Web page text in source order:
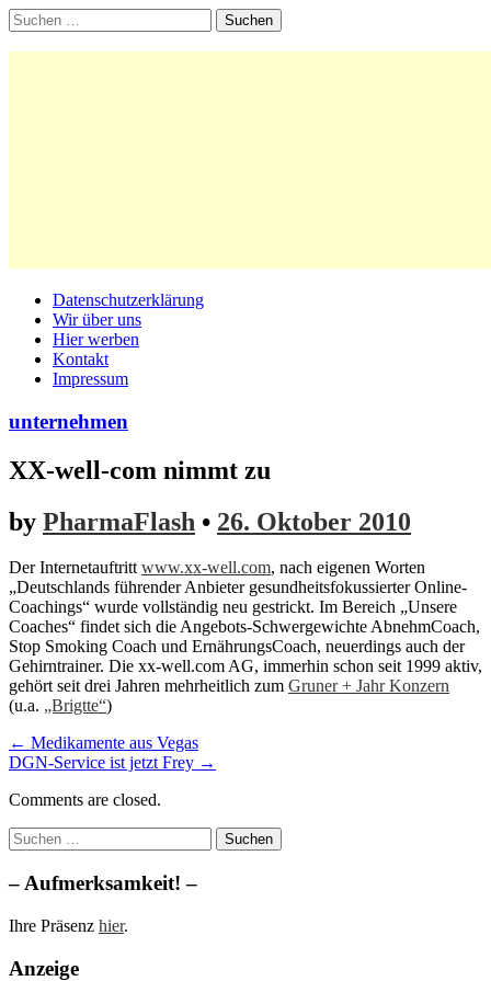
Suchen
nach:
Main
menu
Skip
content
Datenschutzerklärung
Wir über uns
Hier werben
Kontakt
Impressum
unternehmen
XX-well-com nimmt zu
by PharmaFlash • 26. Oktober 2010
Der Internetauftrittwww.xx-well.com, nach eigenen Worten
„Deutschlands führender Anbieter gesundheitsfokussierter Online-
Coachings“ wurde vollständig neu gestrickt. Im Bereich „Unsere
Coaches“ findet sich die Angebots-Schwergewichte AbnehmCoach,
Stop Smoking Coach und ErnährungsCoach, neuerdings auch der
Gehirntrainer. Die xx-well.com AG, immerhin schon seit 1999 aktiv,
gehört seit drei Jahren mehrheitlich zum Gruner + Jahr Konzern
(u.a. „Brigtte“)
Post
navigation
← Medikamente aus Vegas
DGN-Service ist jetzt Frey →
Comments are closed.
Suchen
nach:
– Aufmerksamkeit! –
Ihre Präsenz hier.
Anzeige